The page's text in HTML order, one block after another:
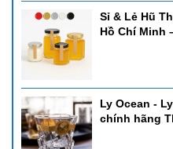
Sỉ & Lẻ Hũ
Hồ Chí Minh
Ly Ocean -
chính hãng